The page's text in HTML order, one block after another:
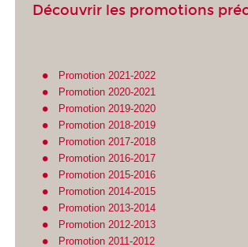
Découvrir les promotions
Promotion 2021-2022
Promotion 2020-2021
Promotion 2019-2020
Promotion 2018-2019
Promotion 2017-2018
Promotion 2016-2017
Promotion 2015-2016
Promotion 2014-2015
Promotion 2013-2014
Promotion 2012-2013
Promotion 2011-2012